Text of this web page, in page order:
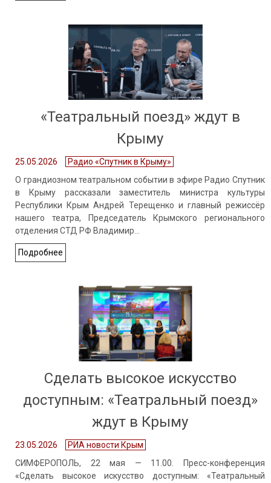
«Театральный поезд» ждут в
Крыму
25.05.2026
Радио «Спутник в Крыму»
О грандиозном театральном событии в эфире Радио Спутник
в Крыму рассказали заместитель министра культуры
Республики Крым Андрей Терещенко и главный режиссёр
нашего театра, Председатель Крымского регионального
отделения СТД РФ Владимир…
Подробнее
Сделать высокое искусство
доступным: «Театральный поезд»
ждут в Крыму
23.05.2026
РИА новости Крым
СИМФЕРОПОЛЬ, 22 мая — 11.00. Пресс-конференция
«Сделать высокое искусство доступным: «Театральный